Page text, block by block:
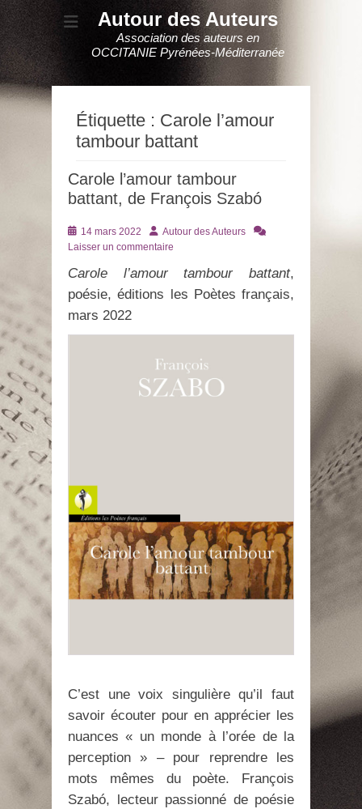
Autour des Auteurs
Association des auteurs en
OCCITANIE Pyrénées-Méditerranée
Étiquette : Carole l’amour
tambour battant
Carole l’amour tambour
battant, de François Szabó
Posté
le
14 mars 2022 AuteurAutour des Auteurs
Laisser un commentaire
Carole l’amour tambour battant,
poésie, éditions les Poètes français,
mars 2022
C’est une voix singulière qu’il faut
savoir écouter pour en apprécier les
nuances « un monde à l’orée de la
perception » – pour reprendre les
mots mêmes du poète. François
Szabó, lecteur passionné de poésie